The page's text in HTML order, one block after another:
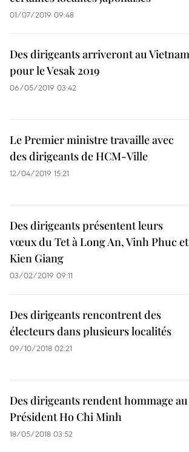
01/07/2019 09:48
Des dirigeants arriveront au Vietnam
pour le Vesak 2019
06/05/2019 03:42
Le Premier ministre travaille avec
des dirigeants de HCM-Ville
12/04/2019 15:21
Des dirigeants présentent leurs
vœux du Tet à Long An, Vinh Phuc et
Kien Giang
03/02/2019 09:11
Des dirigeants rencontrent des
électeurs dans plusieurs localités
09/10/2018 02:21
Des dirigeants rendent hommage au
Président Ho Chi Minh
18/05/2018 03:52